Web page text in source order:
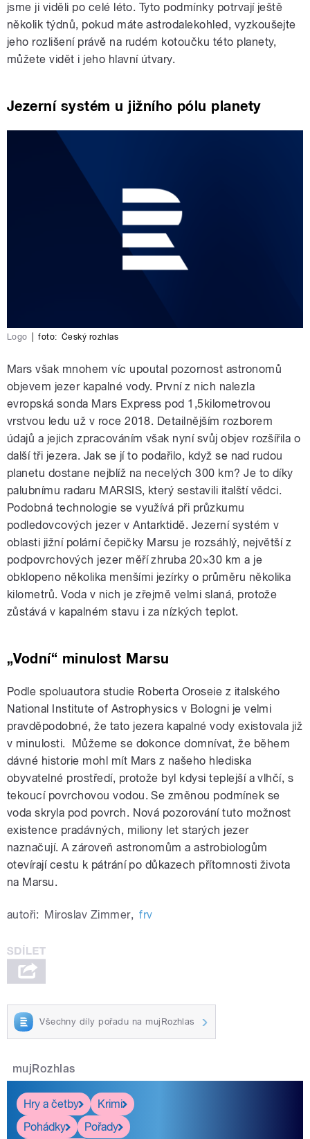
jsme ji viděli po celé léto. Tyto podmínky potrvají ještě
několik týdnů, pokud máte astrodalekohled, vyzkoušejte
jeho rozlišení právě na rudém kotoučku této planety,
můžete vidět i jeho hlavní útvary.
Jezerní systém u jižního pólu planety
Logo foto: Český rozhlas
Mars však mnohem víc upoutal pozornost astronomů
objevem jezer kapalné vody. První z nich nalezla
evropská sonda Mars Express pod 1,5kilometrovou
vrstvou ledu už v roce 2018. Detailnějším rozborem
údajů a jejich zpracováním však nyní svůj objev rozšířila o
další tři jezera. Jak se jí to podařilo, když se nad rudou
planetu dostane nejblíž na necelých 300 km? Je to díky
palubnímu radaru MARSIS, který sestavili italští vědci.
Podobná technologie se využívá při průzkumu
podledovcových jezer v Antarktidě. Jezerní systém v
oblasti jižní polární čepičky Marsu je rozsáhlý, největší z
podpovrchových jezer měří zhruba 20×30 km a je
obklopeno několika menšími jezírky o průměru několika
kilometrů. Voda v nich je zřejmě velmi slaná, protože
zůstává v kapalném stavu i za nízkých teplot.
„Vodní“ minulost Marsu
Podle spoluautora studie Roberta Oroseie z italského
National Institute of Astrophysics v Bologni je velmi
pravděpodobné, že tato jezera kapalné vody existovala již
v minulosti. Můžeme se dokonce domnívat, že během
dávné historie mohl mít Mars z našeho hlediska
obyvatelné prostředí, protože byl kdysi teplejší a vlhčí, s
tekoucí povrchovou vodou. Se změnou podmínek se
voda skryla pod povrch. Nová pozorování tuto možnost
existence pradávných, miliony let starých jezer
naznačují. A zároveň astronomům a astrobiologům
otevírají cestu k pátrání po důkazech přítomnosti života
na Marsu.
autoři: Miroslav Zimmer, frv
Všechny díly pořadu na mujRozhlas
mujRozhlas
Hry a četby
Krimi
Pohádky
Pořady